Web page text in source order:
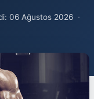
06 Ağustos 2026